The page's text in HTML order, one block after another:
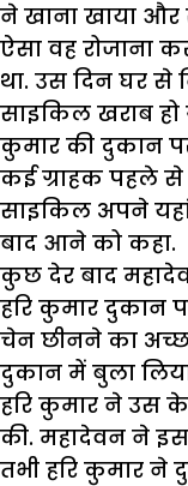
ने खाना खाया
ऐसा वह रोजाना
था. उस दिन घर
साइकिल खराब
कुमार की दुकान
कई ग्राहक पहले
साइकिल अपने
बाद आने को कहा.
कुछ देर बाद
हरि कुमार दुकान
चेन छीनने का
दुकान में बुला
हरि कुमार ने उस
की. महादेवन ने
तभी हरि कुमार